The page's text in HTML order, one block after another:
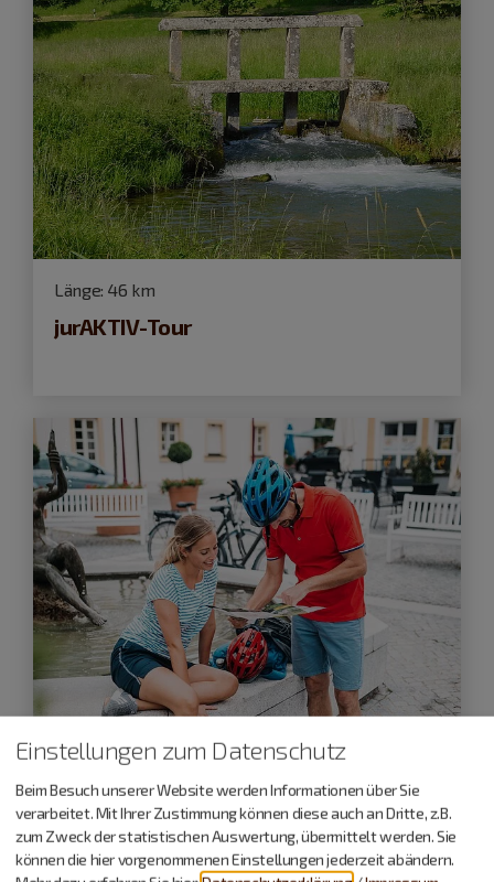
Länge: 46 km
jurAKTIV-Tour
Länge:25 km
Altmühltal-Radweg: Abschnitt
Gunzenhausen - Treuchtlingen
Einstellungen zum Datenschutz
Beim Besuch unserer Website werden Informationen über Sie
verarbeitet. Mit Ihrer Zustimmung können diese auch an Dritte, z.B.
zum Zweck der statistischen Auswertung, übermittelt werden. Sie
können die hier vorgenommenen Einstellungen jederzeit abändern.